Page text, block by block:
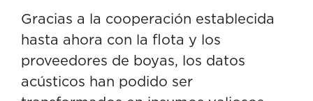
Gracias a la cooperación establecida
hasta ahora con la flota y los
proveedores de boyas, los datos
acústicos han podido ser